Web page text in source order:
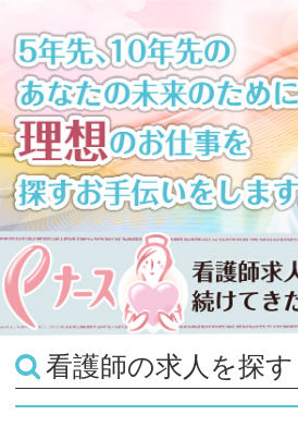
看護師の求人を探す